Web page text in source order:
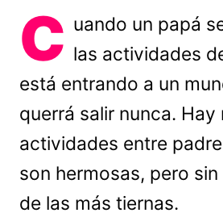
C uando un papá
las actividades
está entrando a un
querrá salir nunca. Hay
actividades entre
son hermosas, pero
de las más tiernas.